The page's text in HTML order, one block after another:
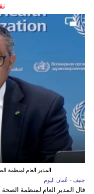
المدير العام لمنظمة
جنيف - عُمان اليوم
قال المدير العام لمنظمة الصحة